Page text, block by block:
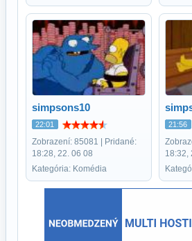
simpsons10
22:01
Zobrazení: 85081 | Pridané:
18:28, 22. 06 08
Kategória: Komédia
21:56
18:32,